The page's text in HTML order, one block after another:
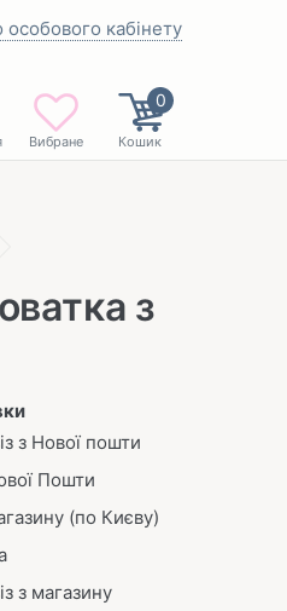
особового кабінету
0
Кошик
Вибране
з
з Нової пошти
Пошти
(по Києву)
з магазину